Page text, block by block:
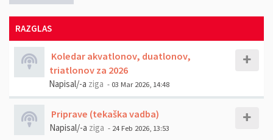
RAZGLAS
Koledar akvatlonov, duatlonov,
triatlonov za 2026
Napisal/-a ziga - 03 Mar 2026, 14:48
Priprave (tekaška vadba)
Napisal/-a ziga - 24 Feb 2026, 13:53